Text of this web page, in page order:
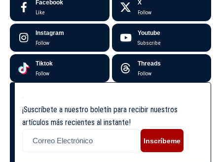
Facebook
Like
X
Follow
Instagram
Follow
Youtube
Subscribe
Tiktok
Follow
Threads
Follow
¡Suscríbete a nuestro boletín para recibir nuestros
artículos más recientes al instante!
Inscríbeme